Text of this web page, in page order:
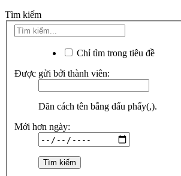
Tìm kiếm
Chỉ tìm trong tiêu đề
Được gửi bởi thành viên:
Dãn cách tên bằng dấu phẩy(,).
Mới hơn ngày: